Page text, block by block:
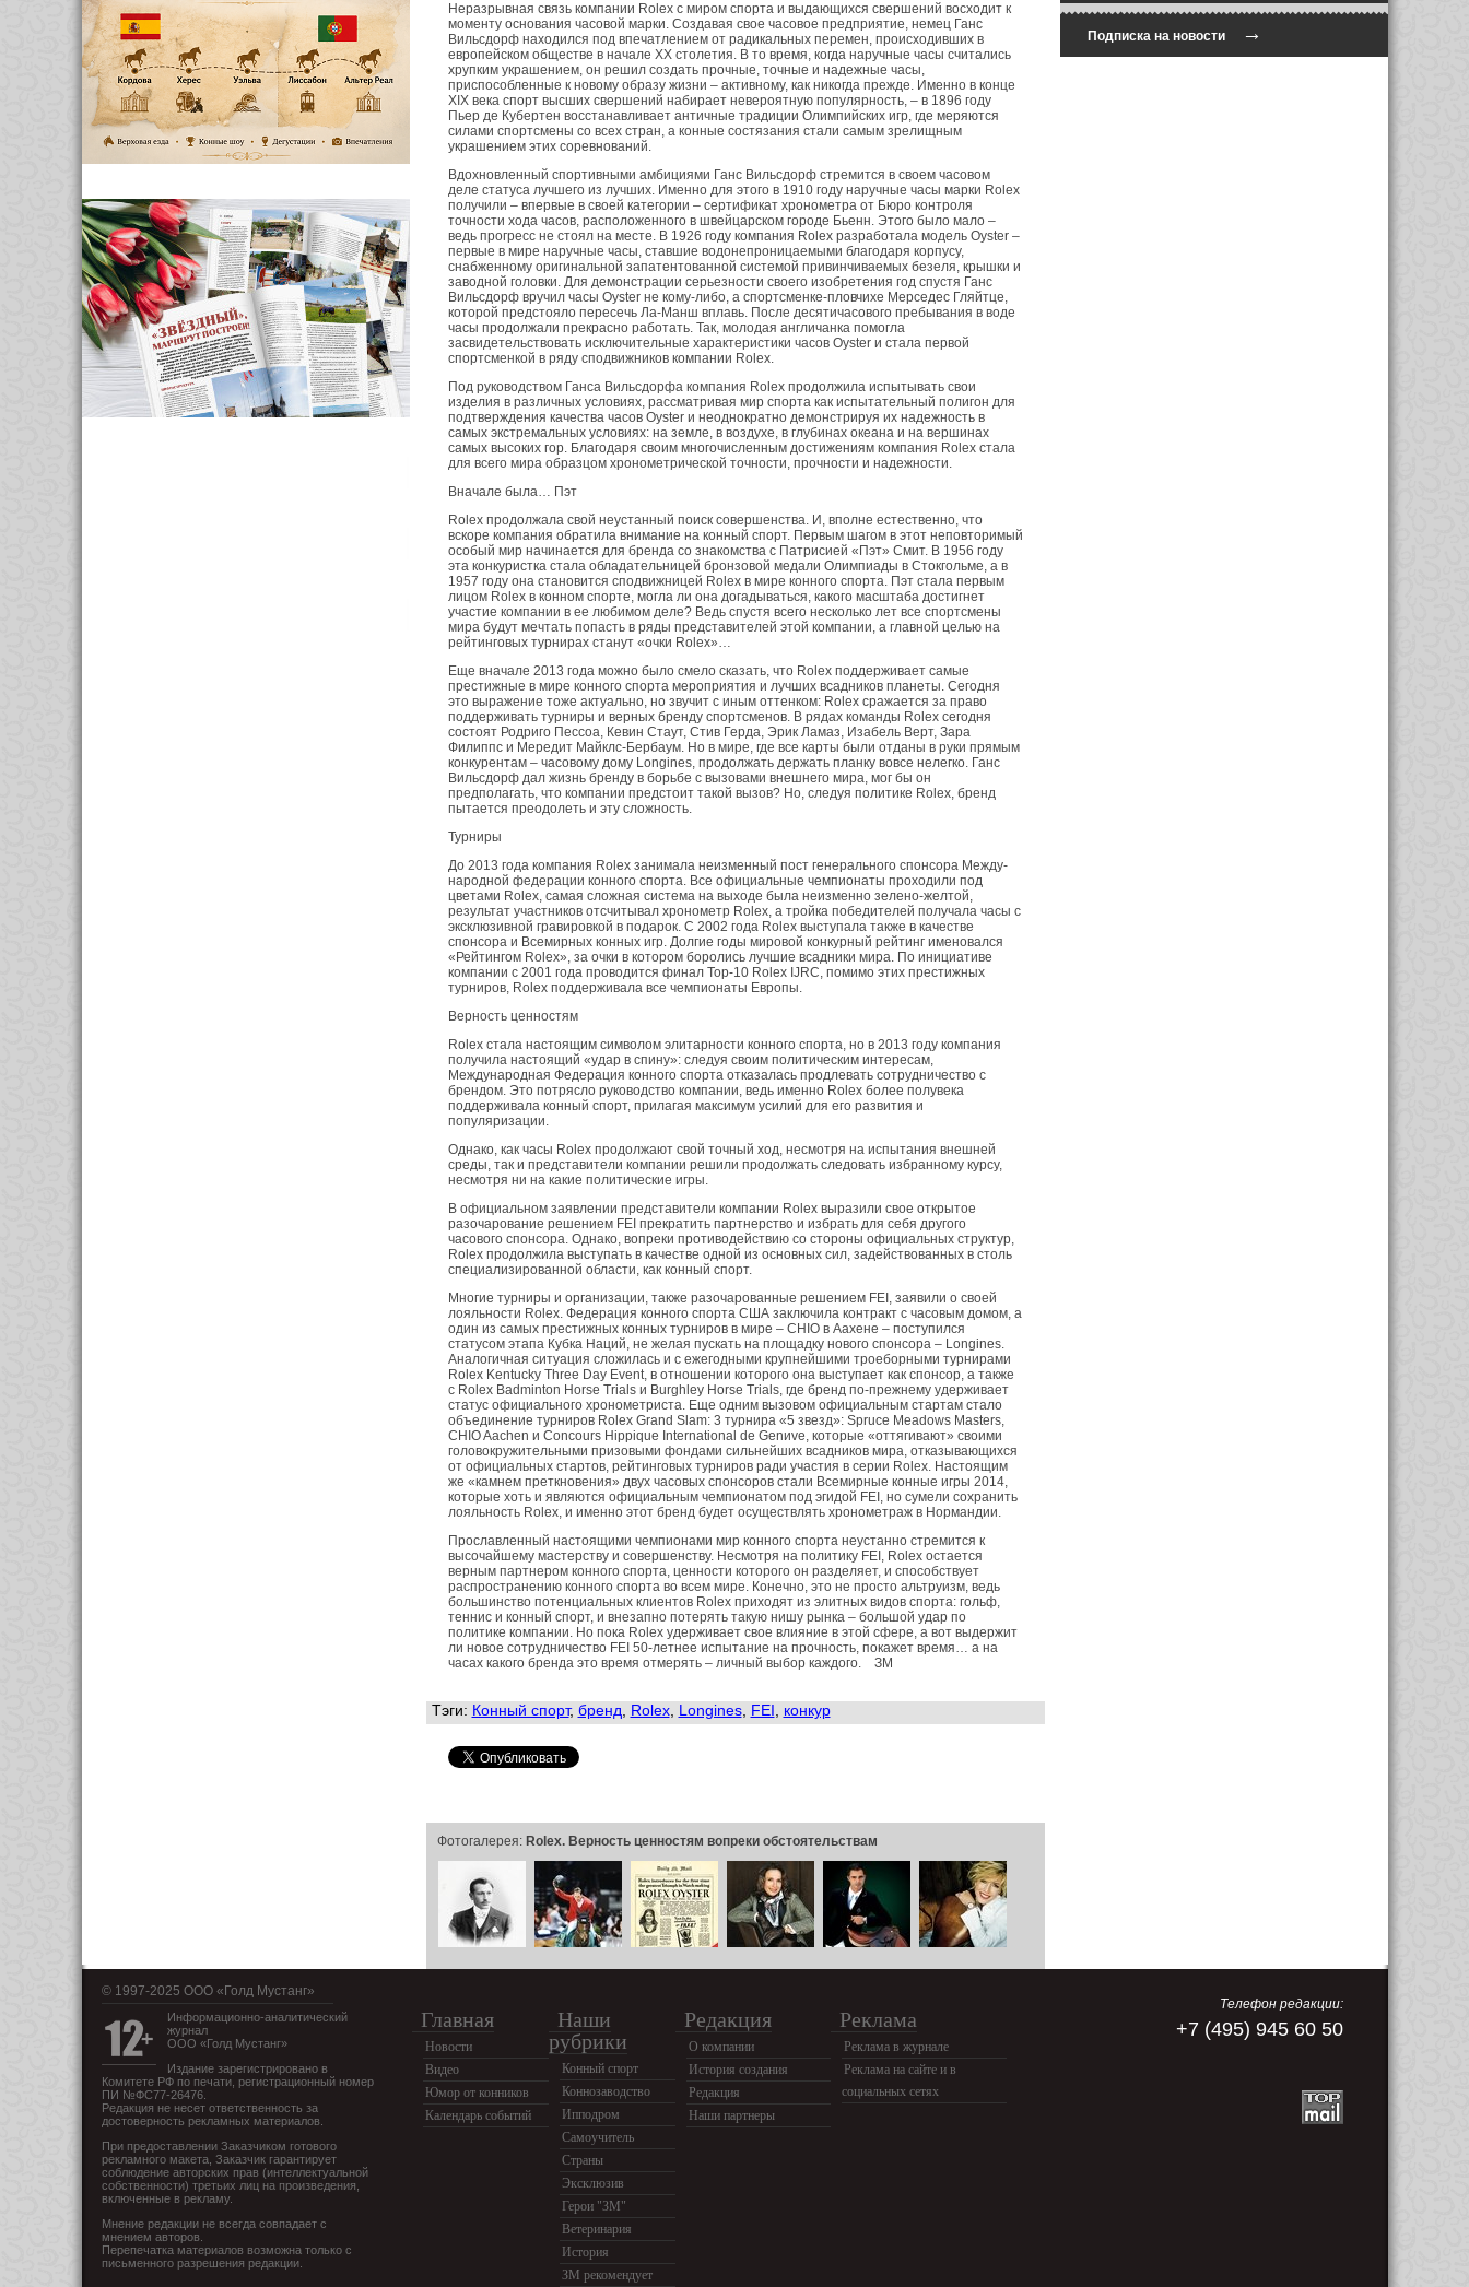
Неразрывная связь компании Rolex с миром спорта и выдающихся свершений восходит к
моменту основания часовой марки. Создавая свое часовое предприятие, немец Ганс
Вильсдорф находился под впечатлением от радикальных перемен, происходивших в
европейском обществе в начале ХХ столетия. В то время, когда наручные часы считались
хрупким украшением, он решил создать прочные, точные и надежные часы,
приспособленные к новому образу жизни – активному, как никогда прежде. Именно в конце
XIX века спорт высших свершений набирает невероятную популярность, – в 1896 году
Пьер де Кубертен восстанавливает антич­ные традиции Олимпийских игр, где меряются
силами спортсмены со всех стран, а конные состязания стали самым зрелищным
украшением этих соревнований.
Вдохновленный спортивными амбициями Ганс Вильсдорф стремится в своем часовом
деле статуса лучшего из лучших. Именно для этого в 1910 году наручные часы марки Rolex
получили – впервые в своей категории – сертификат хронометра от Бюро контроля
точности хода часов, расположенного в швейцарском городе Бьенн. Этого было мало –
ведь прогресс не стоял на месте. В 1926 году компания Rolex разработала модель Oyster –
первые в мире наручные часы, ставшие водонепроницаемыми благодаря корпусу,
снабженному оригинальной запатентованной системой привинчиваемых безеля, крышки и
заводной головки. Для демон­страции серьезности своего изо­бретения год спустя Ганс
Вильсдорф вручил часы Oyster не кому-либо, а спортсменке-пловчихе Мерседес Гляйтце,
которой предстояло пересечь Ла-Манш вплавь. После десятичасового пребывания в воде
часы продолжали прекрасно работать. Так, молодая англичанка помогла
засвидетельствовать исключительные характеристики часов Oyster и стала первой
спортсменкой в ряду сподвижников компании Rolex.
Под руководством Ганса Вильсдорфа компания Rolex продолжила испытывать свои
изделия в различных условиях, рассматривая мир спорта как испытательный полигон для
подтверждения качества часов Oyster и неоднократно демон­стрируя их надежность в
самых экстремальных условиях: на земле, в воздухе, в глубинах океана и на вершинах
самых высоких гор. Благодаря своим многочисленным достижениям компания Rolex стала
для всего мира образцом хронометрической точности, прочности и надежности.
Вначале была… Пэт
Rolex продолжала свой неустанный поиск совершен­ства. И, вполне естественно, что
вскоре компания обратила внимание на конный спорт. Первым шагом в этот неповторимый
особый мир начинается для бренда со знакомства с Патрисией «Пэт» Смит. В 1956 году
эта конкуристка стала обладательницей бронзовой медали Олимпиады в Стокгольме, а в
1957 году она становится сподвижницей Rolex в мире конного спорта. Пэт стала первым
лицом Rolex в конном спорте, могла ли она догадываться, какого масштаба достигнет
участие компании в ее любимом деле? Ведь спустя всего несколько лет все спортсмены
мира будут мечтать попасть в ряды представителей этой компании, а главной целью на
рейтинговых турнирах станут «очки Rolex»…
Еще вначале 2013 года можно было смело сказать, что Rolex поддер­живает самые
престижные в мире конного спорта мероприятия и лучших всадников планеты. Сегодня
это выражение тоже актуально, но звучит с иным оттенком: Rolex сражается за право
поддерживать турниры и верных бренду спортсменов. В рядах команды Rolex сегодня
состоят Родриго Пессоа, Кевин Стаут, Стив Герда, Эрик Ламаз, Изабель Верт, Зара
Филиппс и Мередит Майклс-Бербаум. Но в мире, где все карты были отданы в руки прямым
конкурентам – часовому дому Longines, продолжать держать планку вовсе нелегко. Ганс
Вильсдорф дал жизнь бренду в борьбе с вызовами внешнего мира, мог бы он
предполагать, что компании предстоит такой вызов? Но, следуя политике Rolex, бренд
пытается преодолеть и эту сложность.
Турниры
До 2013 года компания Rolex занимала неизменный пост генерального спонсора Между­
народной федерации конного спорта. Все официальные чемпионаты проходили под
цветами Rolex, самая сложная система на выходе была неизменно зелено-желтой,
результат участников отсчитывал хронометр Rolex, а тройка победителей получала часы с
эксклюзивной гравировкой в подарок. С 2002 года Rolex выступала также в качестве
спонсора и Всемирных конных игр. Долгие годы мировой конкурный рейтинг именовался
«Рейтин­гом Rolex», за очки в котором боролись лучшие всадники мира. По инициативе
компании с 2001 года проводится финал Top-10 Rolex IJRC, помимо этих престижных
турниров, Rolex поддерживала все чемпионаты Европы.
Верность ценностям
Rolex стала настоящим символом элитарности конного спорта, но в 2013 году компания
получила настоящий «удар в спину»: следуя своим политическим интересам,
Международная Федерация конного спорта отказалась продлевать сотрудничество с
брендом. Это по­трясло руководство компании, ведь именно Rolex более полувека
поддерживала конный спорт, прилагая максимум усилий для его развития и
популяризации.
Однако, как часы Rolex продолжают свой точный ход, несмотря на испытания внешней
среды, так и представители компании решили продолжать следовать избранному курсу,
несмотря ни на какие политические игры.
В официальном заявлении представители компании Rolex выразили свое открытое
разочарование решением FEI прекратить партнерство и избрать для себя другого
часового спонсора. Однако, вопреки противодей­ствию со стороны официальных структур,
Rolex продолжила выступать в качестве одной из основных сил, задействованных в столь
специализированной области, как конный спорт.
Многие турниры и организации, также разочарованные решением FEI, заявили о своей
лояльности Rolex. Федерация конного спорта США заключила контракт с часовым домом, а
один из самых престижных конных турниров в мире – CHIO в Аахене – поступился
статусом этапа Кубка Наций, не желая пускать на площадку нового спонсора – Longines.
Аналогичная ситуация сложилась и с ежегодными крупнейшими троеборными турнирами
Rolex Kentucky Three Day Event, в отношении которого она выступает как спонсор, а также
с Rolex Badminton Horse Trials и Burghley Horse Trials, где бренд по-прежнему удерживает
статус официального хронометри­ста. Еще одним вызовом официальным стартам стало
объединение турниров Rolex Grand Slam: 3 турнира «5 звезд»: Spruce Meadows Masters,
CHIO Aachen и Concours Hippique International de Genиve, которые «оттягивают» своими
головокружительными призовыми фондами сильнейших всадников мира, отказывающихся
от официальных стартов, рейтинговых турниров ради участия в серии Rolex. Настоящим
же «камнем преткновения» двух часовых спонсоров стали Всемирные конные игры 2014,
которые хоть и являются официальным чемпионатом под эгидой FEI, но сумели сохранить
лояльность Rolex, и именно этот бренд будет осуществлять хронометраж в Нормандии.
Прославленный настоящими чемпионами мир конного спорта неустанно стремится к
высочайшему мастерству и совершенству. Несмотря на политику FEI, Rolex остается
верным партнером конного спорта, ценности которого он разделяет, и способствует
распространению конного спорта во всем мире. Конечно, это не просто альтруизм, ведь
большинство потенциальных клиентов Rolex приходят из элитных видов спорта: гольф,
теннис и конный спорт, и внезапно потерять такую нишу рынка – большой удар по
политике компании. Но пока Rolex удерживает свое влияние в этой сфере, а вот выдержит
ли новое сотрудничество FEI 50-летнее испытание на прочность, покажет время… а на
часах какого бренда это время отмерять – личный выбор каждого. ЗМ
Тэги: Конный спорт, бренд Rolex, Longines, FEI конкур
Фотогалерея: Rolex. Верность ценностям вопреки обстоятельствам
Подписка на новости→
© 1997-2025 OOO «Голд Мустанг»
Информационно-аналитический
журнал
ООО «Голд Мустанг»
Издание зарегистрировано в
Комитете РФ по печати, регистрационный номер
ПИ №ФС77-26476.
Редакция не несет ответственность за
достоверность рекламных материалов.
При предоставлении Заказчиком готового
рекламного макета, Заказчик гарантирует
соблюдение авторских прав (интеллектуальной
собственности) третьих лиц на произведения,
включенные в рекламу.
Мнение редакции не всегда совпадает с
мнением авторов.
Перепечатка материалов возможна только с
письменного разрешения редакции.
Главная
Новости
Видео
Юмор от конников
Календарь событий
Наши
рубрики
Конный спорт
Коннозаводство
Ипподром
Самоучитель
Страны
Эксклюзив
Герои "ЗМ"
Ветеринария
История
ЗМ рекомендует
Редакция
О компании
История создания
Редакция
Наши партнеры
Реклама
Реклама в журнале
Реклама на сайте и в
социальных сетях
Телефон редакции:
+7 (495) 945 60 50